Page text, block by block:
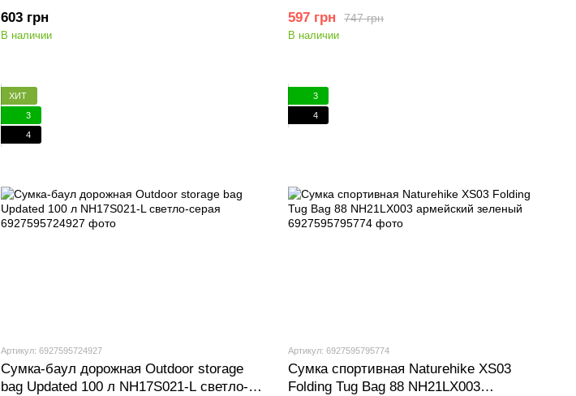
серая
603 грн
В наличии
747 грн
597 грн
В наличии
ХИТ
3
4
Артикул: 6927595724927
Сумка-баул дорожная Outdoor storage
bag Updated 100 л NH17S021-L светло-
3
4
Артикул: 6927595795774
Сумка спортивная Naturehike XS03
Folding Tug Bag 88 NH21LX003